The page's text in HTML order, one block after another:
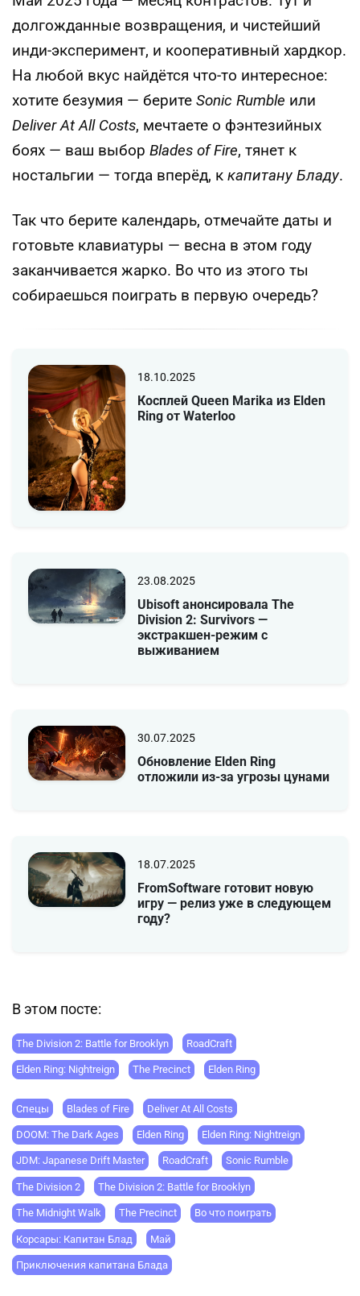
долгожданные возвращения, и чистейший
инди-эксперимент, и кооперативный хардкор.
На любой вкус найдётся что-то интересное:
хотите безумия — берите Sonic Rumble или
Deliver At All Costs, мечтаете о фэнтезийных
боях — ваш выбор Blades of Fire, тянет к
ностальгии — тогда вперёд, к капитану Бладу.
Так что берите календарь, отмечайте даты и
готовьте клавиатуры — весна в этом году
заканчивается жарко. Во что из этого ты
собираешься поиграть в первую очередь?
18.10.2025
Косплей Queen Marika из Elden
Ring от Waterloo
23.08.2025
Ubisoft анонсировала The
Division 2: Survivors —
экстракшен-режим с
выживанием
30.07.2025
Обновление Elden Ring
отложили из-за угрозы цунами
18.07.2025
FromSoftware готовит новую
игру — релиз уже в следующем
году?
В этом посте:
The Division 2: Battle for Brooklyn RoadCraft
Elden Ring: Nightreign The Precinct Elden Ring
Спецы Blades of Fire Deliver At All Costs
DOOM: The Dark Ages Elden Ring Elden Ring: Nightreign
JDM: Japanese Drift Master RoadCraft Sonic Rumble
The Division 2 The Division 2: Battle for Brooklyn
The Midnight Walk The Precinct Во что поиграть
Корсары: Капитан Блад Май
Приключения капитана Блада